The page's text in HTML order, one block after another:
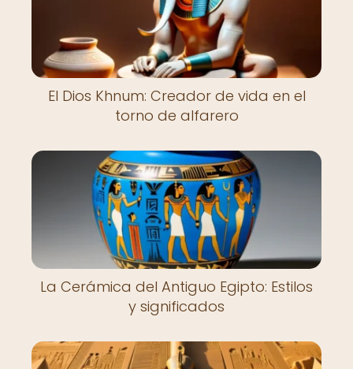
El Dios Khnum: Creador de vida en el
torno de alfarero
La Cerámica del Antiguo Egipto: Estilos
y significados